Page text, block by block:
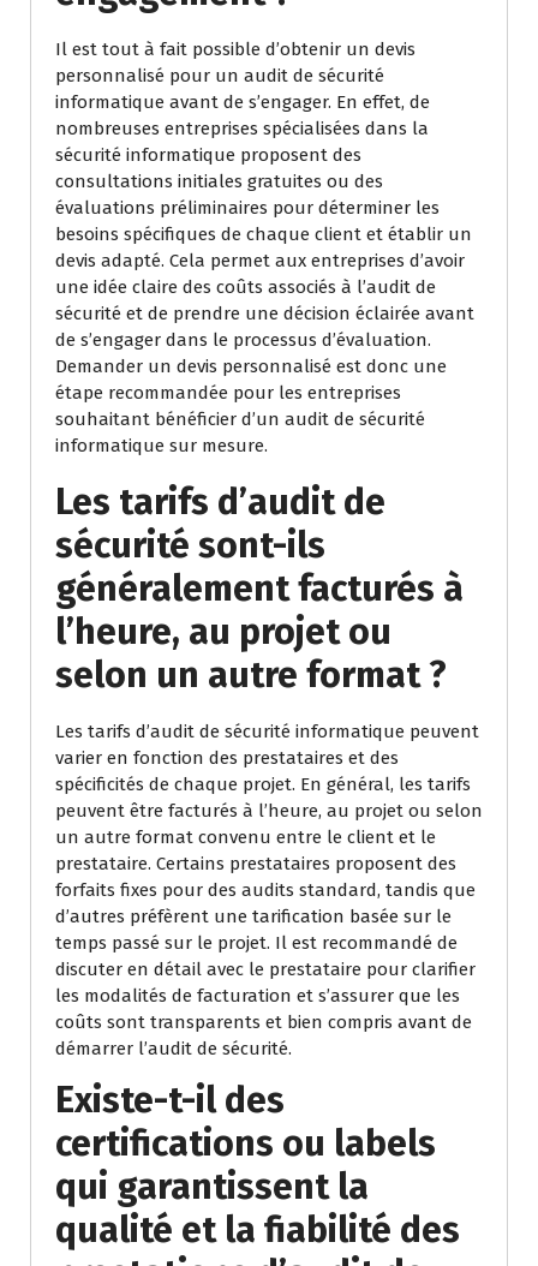
Il est tout à fait possible d’obtenir un devis
personnalisé pour un audit de sécurité
informatique avant de s’engager. En effet, de
nombreuses entreprises spécialisées dans la
sécurité informatique proposent des
consultations initiales gratuites ou des
évaluations préliminaires pour déterminer les
besoins spécifiques de chaque client et établir un
devis adapté. Cela permet aux entreprises d’avoir
une idée claire des coûts associés à l’audit de
sécurité et de prendre une décision éclairée avant
de s’engager dans le processus d’évaluation.
Demander un devis personnalisé est donc une
étape recommandée pour les entreprises
souhaitant bénéficier d’un audit de sécurité
informatique sur mesure.
Les tarifs d’audit de
sécurité sont-ils
généralement facturés à
l’heure, au projet ou
selon un autre format ?
Les tarifs d’audit de sécurité informatique peuvent
varier en fonction des prestataires et des
spécificités de chaque projet. En général, les tarifs
peuvent être facturés à l’heure, au projet ou selon
un autre format convenu entre le client et le
prestataire. Certains prestataires proposent des
forfaits fixes pour des audits standard, tandis que
d’autres préfèrent une tarification basée sur le
temps passé sur le projet. Il est recommandé de
discuter en détail avec le prestataire pour clarifier
les modalités de facturation et s’assurer que les
coûts sont transparents et bien compris avant de
démarrer l’audit de sécurité.
Existe-t-il des
certifications ou labels
qui garantissent la
qualité et la fiabilité des